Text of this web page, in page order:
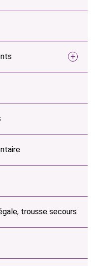
trousse secours